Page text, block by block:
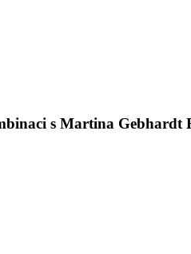
s Martina Gebhardt